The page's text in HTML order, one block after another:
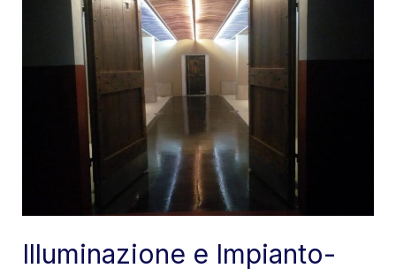
Illuminazione e Impianto-